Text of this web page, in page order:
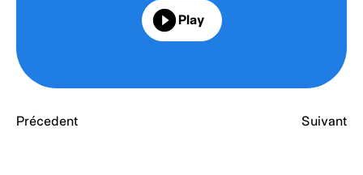
Précedent
play_circle_filledPlay
Suivant